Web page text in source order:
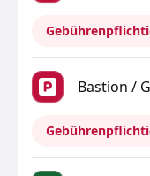
Bastion /